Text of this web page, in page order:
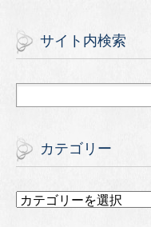
サイト内検索
カテゴリー
カ